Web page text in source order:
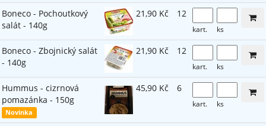
Boneco - Pochoutkový
salát - 140g
21,90 Kč 12
kart. ks
Boneco - Zbojnický salát
- 140g
21,90 Kč 12
kart. ks
Hummus - cizrnová
pomazánka - 150g
Novinka
45,90 Kč 6
kart. ks